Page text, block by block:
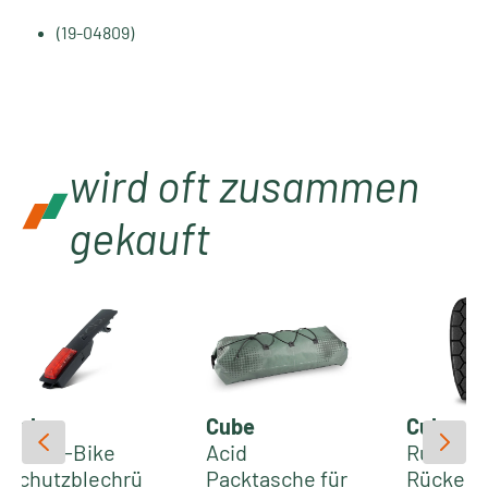
(19-04809)
wird oft zusammen
gekauft
Cube
Acid E-Bike
Schutzblechrü
Cube
Acid
Packtasche für
Cube